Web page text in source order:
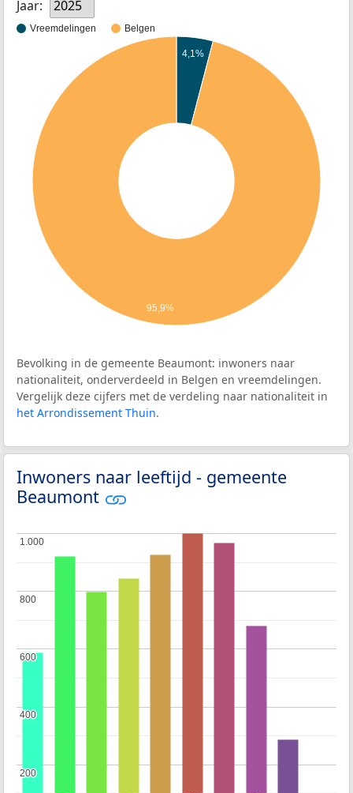
Jaar: 2025
Vreemdelingen Belgen
4,1%
95,9%
Bevolking in de gemeente Beaumont: inwoners naar
nationaliteit, onderverdeeld in Belgen en vreemdelingen.
Vergelijk deze cijfers met de verdeling naar nationaliteit in
het Arrondissement Thuin.
Inwoners naar leeftijd - gemeente
Beaumont
200
200
400
400
600
600
800
800
1.000
1.000